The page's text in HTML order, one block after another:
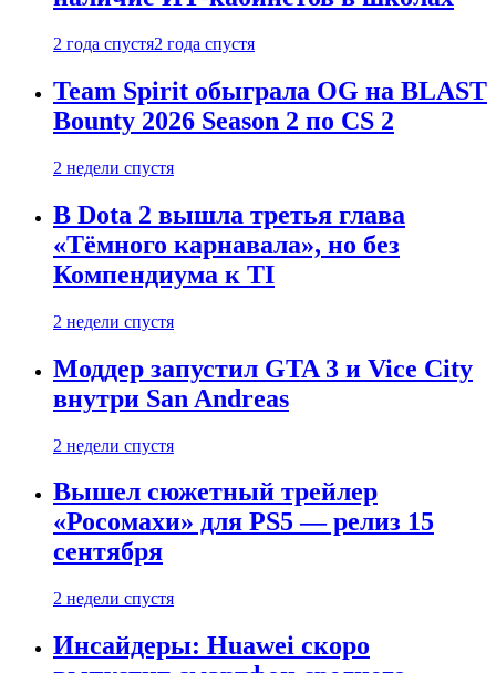
2 года спустя2 года спустя
Team Spirit обыграла OG на BLAST
Bounty 2026 Season 2 по CS 2
2 недели спустя
В Dota 2 вышла третья глава
«Тёмного карнавала», но без
Компендиума к TI
2 недели спустя
Моддер запустил GTA 3 и Vice City
внутри San Andreas
2 недели спустя
Вышел сюжетный трейлер
«Росомахи» для PS5 — релиз 15
сентября
2 недели спустя
Инсайдеры: Huawei скоро